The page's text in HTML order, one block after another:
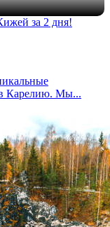
за 2 дня!
Карелию. Мы...